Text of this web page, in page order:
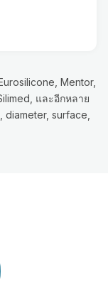
Mentor,
และอีกหลาย
surface,